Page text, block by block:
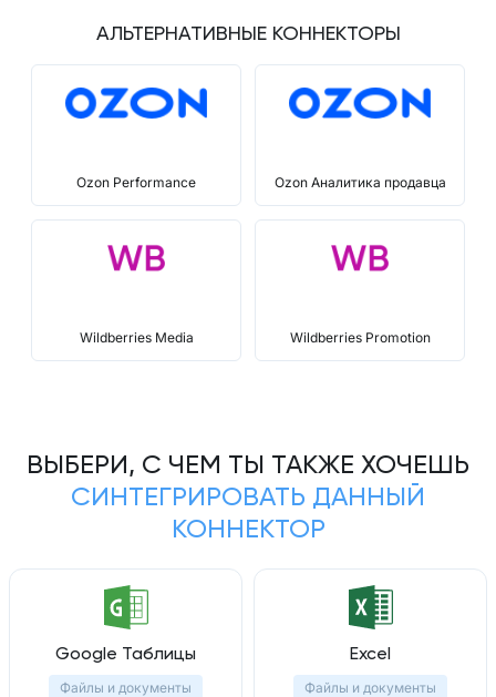
АЛЬТЕРНАТИВНЫЕ КОННЕКТОРЫ
Ozon Performance Ozon Аналитика продавца
Wildberries Media Wildberries Promotion
ВЫБЕРИ, С ЧЕМ ТЫ ТАКЖЕ ХОЧЕШЬ
СИНТЕГРИРОВАТЬ ДАННЫЙ
КОННЕКТОР
Google Таблицы
Файлы и документы
Excel
Файлы и документы